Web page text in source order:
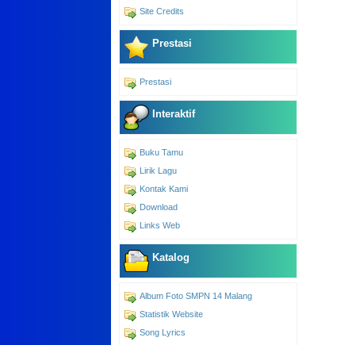
Site Credits
Prestasi
Prestasi
Interaktif
Buku Tamu
Lirik Lagu
Kontak Kami
Download
Links Web
Katalog
Album Foto SMPN 14 Malang
Statistik Website
Song Lyrics